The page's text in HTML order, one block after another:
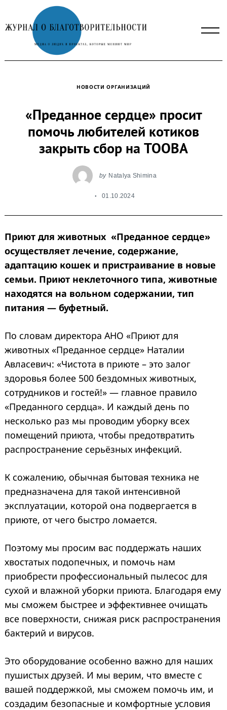
to
content
НОВОСТИ ОРГАНИЗАЦИЙ
«Преданное сердце» просит
помочь любителей котиков
закрыть сбор на TOOBA
by Natalya Shimina
01.10.2024
Приют для животных «Преданное сердце»
осуществляет лечение, содержание,
адаптацию кошек и пристраивание в новые
семьи. Приют неклеточного типа, животные
находятся на вольном содержании, тип
питания — буфетный.
По словам директора АНО «Приют для
животных «Преданное сердце» Наталии
Авласевич: «Чистота в приюте – это залог
здоровья более 500 бездомных животных,
сотрудников и гостей!» — главное правило
«Преданного сердца». И каждый день по
несколько раз мы проводим уборку всех
помещений приюта, чтобы предотвратить
распространение серьёзных инфекций.
К сожалению, обычная бытовая техника не
предназначена для такой интенсивной
эксплуатации, которой она подвергается в
приюте, от чего быстро ломается.
Поэтому мы просим вас поддержать наших
хвостатых подопечных, и помочь нам
приобрести профессиональный пылесос для
сухой и влажной уборки приюта. Благодаря ему
мы сможем быстрее и эффективнее очищать
все поверхности, снижая риск распространения
бактерий и вирусов.
Это оборудование особенно важно для наших
пушистых друзей. И мы верим, что вместе с
вашей поддержкой, мы сможем помочь им, и
создадим безопасные и комфортные условия